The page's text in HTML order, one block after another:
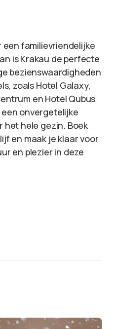
een familievriendelijke
is Krakau de perfecte
bezienswaardigheden
zoals Hotel Galaxy,
en Hotel Qubus
onvergetelijke
het hele gezin. Boek
en maak je klaar voor
en plezier in deze